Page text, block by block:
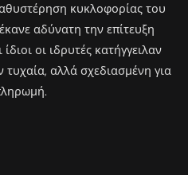
κυκλοφορίας του
αδύνατη την επίτευξη
οι ιδρυτές κατήγγειλαν
αλλά σχεδιασμένη για